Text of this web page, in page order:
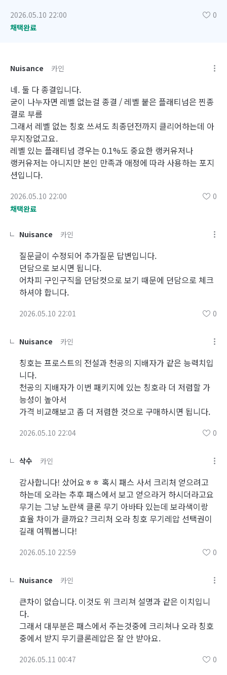
2026.05.10 22:00
0
채택완료
Nuisance 카인
네. 둘 다 종결입니다.
굳이 나누자면 레벨 없는걸 종결 / 레벨 붙은 플래티넘은 찐종
결로 부름
그래서 레벨 없는 칭호 쓰셔도 최종던전까지 클리어하는데 아
무지장없고요.
레벨 있는 플래티넘 경우는 0.1%도 중요한 랭커유저나
랭커유저는 아니지만 본인 만족과 애정에 따라 사용하는 포지
션입니다.
2026.05.10 22:00
0
채택완료
Nuisance 카인
질문글이 수정되어 추가질문 답변입니다.
던담으로 보시면 됩니다.
어차피 구인구직을 던담컷으로 보기 때문에 던담으로 체크
하셔야 합니다.
2026.05.10 22:01 0
Nuisance 카인
칭호는 프로스트의 전설과 천공의 지배자가 같은 능력치입
니다.
천공의 지배자가 이번 패키지에 있는 칭호라 더 저렴할 가
능성이 높아서
가격 비교해보고 좀 더 저렴한 것으로 구매하시면 됩니다.
2026.05.10 22:04 0
삭수 카인
감사합니다! 샀어요ㅎㅎ 혹시 패스 사서 크리처 얻으려고
하는데 오라는 추후 패스에서 보고 얻으라거 하시더라고요
무기는 그냥 노란색 클론 무기 아바타 있는데 보라색이랑
효율 차이가 클까요? 크리처 오라 칭호 무기레압 선택권이
길래 여쭤봅니다!
2026.05.10 22:59 0
Nuisance 카인
큰차이 없습니다. 이것도 위 크리쳐 설명과 같은 이치입니
다.
그래서 대부분은 패스에서 주는것중에 크리쳐나 오라 칭호
중에서 받지 무기클론레압은 잘 안 받아요.
2026.05.11 00:47 0